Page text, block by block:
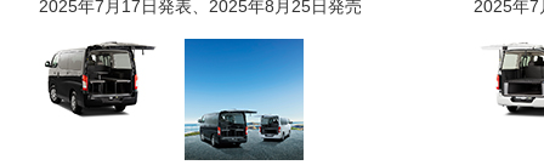
2025年7月17日発表、2025年8月25日発売 2025年7